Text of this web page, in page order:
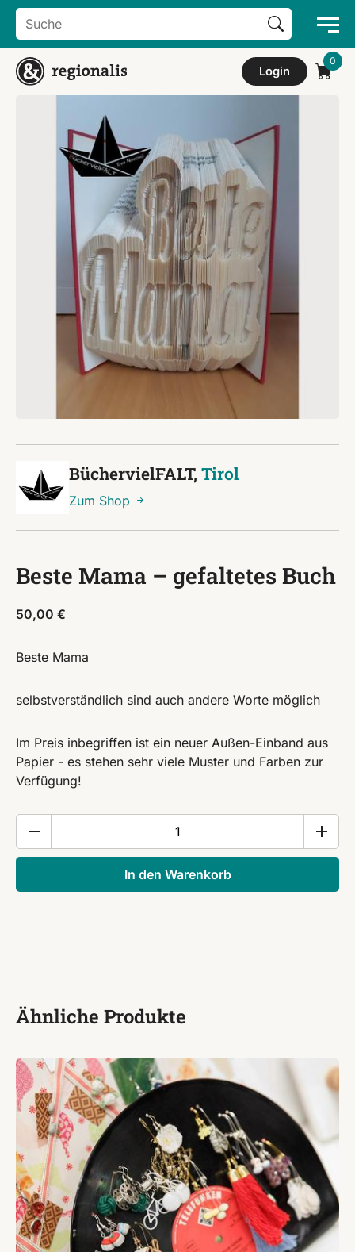
Search
for:
Search Button
Login
BüchervielFALT, Tirol
Zum Shop
Beste Mama – gefaltetes Buch
50,00 €
Beste Mama
selbstverständlich sind auch andere Worte möglich
Im Preis inbegriffen ist ein neuer Außen-Einband aus
Papier - es stehen sehr viele Muster und Farben zur
Verfügung!
-
In den Warenkorb
Ähnliche Produkte